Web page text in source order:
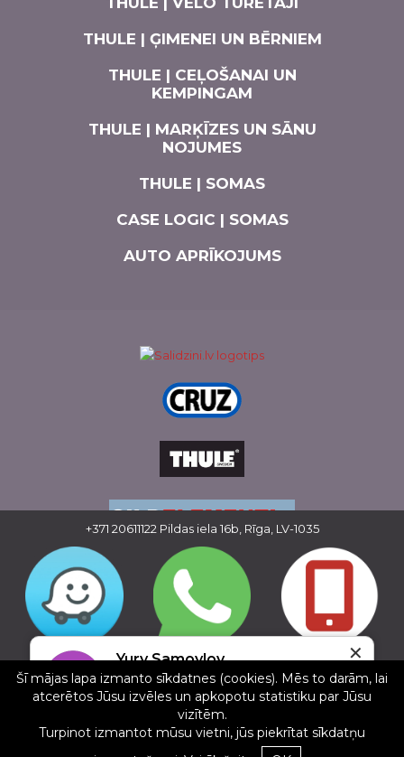
THULE | ĢIMENEI UN BĒRNIEM
THULE | CEĻOŠANAI UN
KEMPINGAM
THULE | MARĶĪZES UN SĀNU
NOJUMES
THULE | SOMAS
CASE LOGIC | SOMAS
AUTO APRĪKOJUMS
Copyright © 2016 - 2026, SIA Corelem Group
Mājas lapas izstrāde WEBstyle.lv
+371 20611122 Pildas iela 16b, Rīga, LV-1035
Yury Samoylov
5/5
20.01.2025
Арендовал новый бокс Thule, Отличный
✕
Šī mājas lapa izmanto sīkdatnes (cookies). Mēs to darām, lai
atcerētos Jūsu izvēles un apkopotu statistiku par Jūsu
vizītēm.
Turpinot izmantot mūsu vietni, jūs piekrītat sīkdatņu